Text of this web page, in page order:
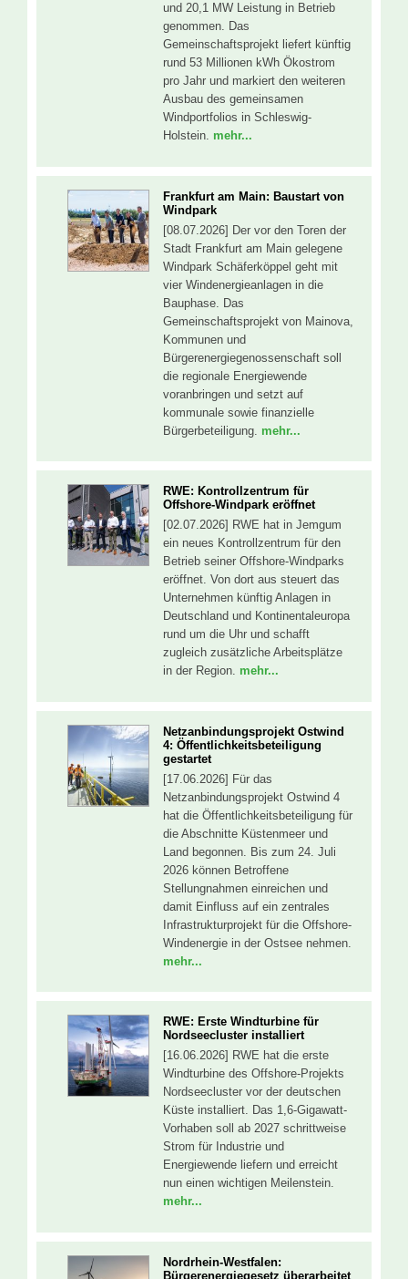
und 20,1 MW Leistung in Betrieb
genommen. Das
Gemeinschaftsprojekt liefert künftig
rund 53 Millionen kWh Ökostrom
pro Jahr und markiert den weiteren
Ausbau des gemeinsamen
Windportfolios in Schleswig-
Holstein. mehr...
Frankfurt am Main: Baustart von
Windpark
[08.07.2026] Der vor den Toren der
Stadt Frankfurt am Main gelegene
Windpark Schäferköppel geht mit
vier Windenergieanlagen in die
Bauphase. Das
Gemeinschaftsprojekt von Mainova,
Kommunen und
Bürgerenergiegenossenschaft soll
die regionale Energiewende
voranbringen und setzt auf
kommunale sowie finanzielle
Bürgerbeteiligung. mehr...
RWE: Kontrollzentrum für
Offshore-Windpark eröffnet
[02.07.2026] RWE hat in Jemgum
ein neues Kontrollzentrum für den
Betrieb seiner Offshore-Windparks
eröffnet. Von dort aus steuert das
Unternehmen künftig Anlagen in
Deutschland und Kontinentaleuropa
rund um die Uhr und schafft
zugleich zusätzliche Arbeitsplätze
in der Region. mehr...
Netzanbindungsprojekt Ostwind
4: Öffentlichkeitsbeteiligung
gestartet
[17.06.2026] Für das
Netzanbindungsprojekt Ostwind 4
hat die Öffentlichkeitsbeteiligung für
die Abschnitte Küstenmeer und
Land begonnen. Bis zum 24. Juli
2026 können Betroffene
Stellungnahmen einreichen und
damit Einfluss auf ein zentrales
Infrastrukturprojekt für die Offshore-
Windenergie in der Ostsee nehmen.
mehr...
RWE: Erste Windturbine für
Nordseecluster installiert
[16.06.2026] RWE hat die erste
Windturbine des Offshore-Projekts
Nordseecluster vor der deutschen
Küste installiert. Das 1,6-Gigawatt-
Vorhaben soll ab 2027 schrittweise
Strom für Industrie und
Energiewende liefern und erreicht
nun einen wichtigen Meilenstein.
mehr...
Nordrhein-Westfalen:
Bürgerenergiegesetz überarbeitet